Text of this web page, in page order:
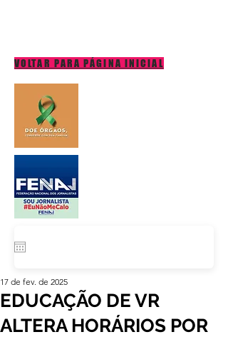
VOLTAR PARA PÁGINA INICIAL
EDUCAÇÃO DE VR
ALTERA HORÁRIOS POR
17 de fev. de 2025